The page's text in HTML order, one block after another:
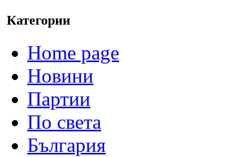
Категории
Home page
Новини
Партии
По света
България